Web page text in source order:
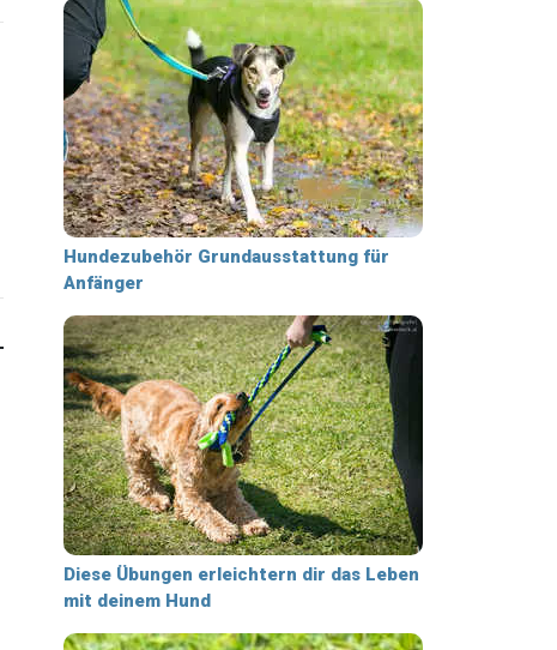
Hundezubehör Grundausstattung für
Anfänger
Diese Übungen erleichtern dir das Leben
mit deinem Hund